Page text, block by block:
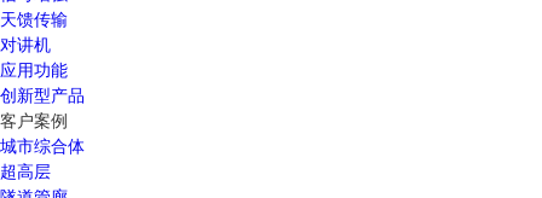
天馈传输
对讲机
应用功能
创新型产品
客户案例
城市综合体
超高层